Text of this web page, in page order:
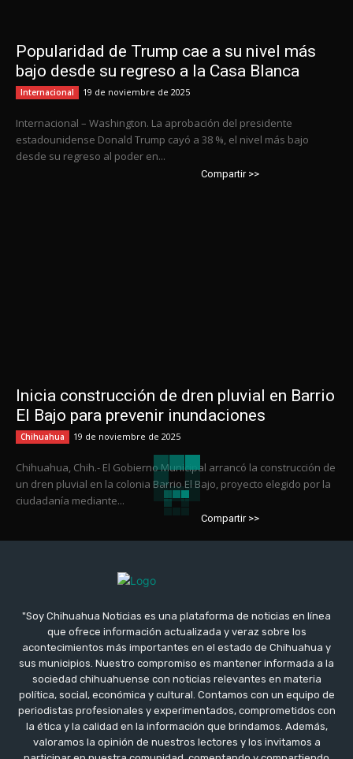
Popularidad de Trump cae a su nivel más
bajo desde su regreso a la Casa Blanca
Internacional 19 de noviembre de 2025
Internacional – Washington. La aprobación del presidente
estadounidense Donald Trump cayó a 38 %, el nivel más bajo
desde su regreso al poder en...
Compartir >>
Inicia construcción de dren pluvial en Barrio
El Bajo para prevenir inundaciones
Chihuahua 19 de noviembre de 2025
Chihuahua, Chih.- El Gobierno Municipal arrancó la construcción de
un dren pluvial en la colonia Barrio El Bajo, proyecto elegido por la
ciudadanía mediante...
Compartir >>
"Soy Chihuahua Noticias es una plataforma de noticias en línea
que ofrece información actualizada y veraz sobre los
acontecimientos más importantes en el estado de Chihuahua y
sus municipios. Nuestro compromiso es mantener informada a la
sociedad chihuahuense con noticias relevantes en materia
política, social, económica y cultural. Contamos con un equipo de
periodistas profesionales y experimentados, comprometidos con
la ética y la calidad en la información que brindamos. Además,
valoramos la opinión de nuestros lectores y los invitamos a